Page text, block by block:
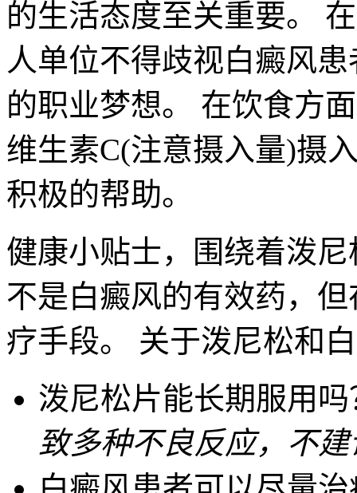
的生活态度至关重要。
人单位不得歧视白癜风
的职业梦想。 在饮食方
维生素C(注意摄入量)摄
积极的帮助。
健康小贴士，围绕着泼
不是白癜风的有效药，
疗手段。 关于泼尼松和
泼尼松片能长期服用
致多种不良反应，不